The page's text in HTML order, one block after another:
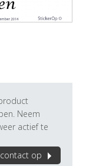
Neem
actief te
op